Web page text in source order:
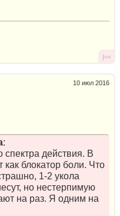
|<<
10 июл 2016
:
спектра действия. В
как блокатор боли. Что
1-2 укола
но нестерпимую
на раз. Я одним на